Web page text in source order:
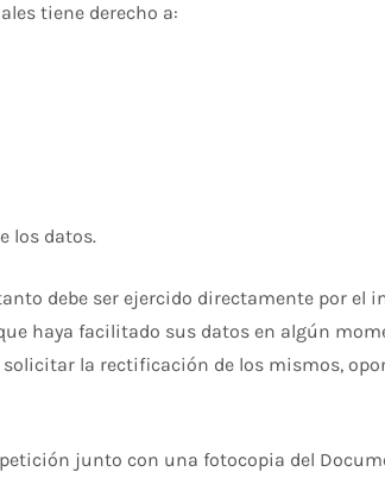
tiene derecho a:
los datos.
debe ser ejercido directamente por
haya facilitado sus datos en algún
la rectificación de los mismos,
junto con una fotocopia del